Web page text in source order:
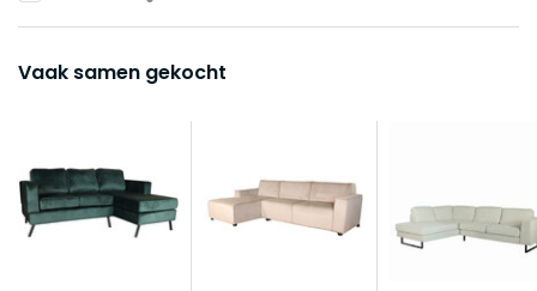
Vaak samen gekocht